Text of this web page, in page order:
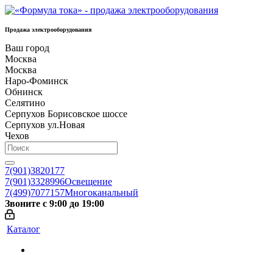
Продажа электрооборудования
Ваш город
Москва
Москва
Наро-Фоминск
Обнинск
Селятино
Серпухов Борисовское шоссе
Серпухов ул.Новая
Чехов
7(901)3820177
7(901)3328996Освещение
7(499)7077157Многоканальный
Звоните с 9:00 до 19:00
Каталог